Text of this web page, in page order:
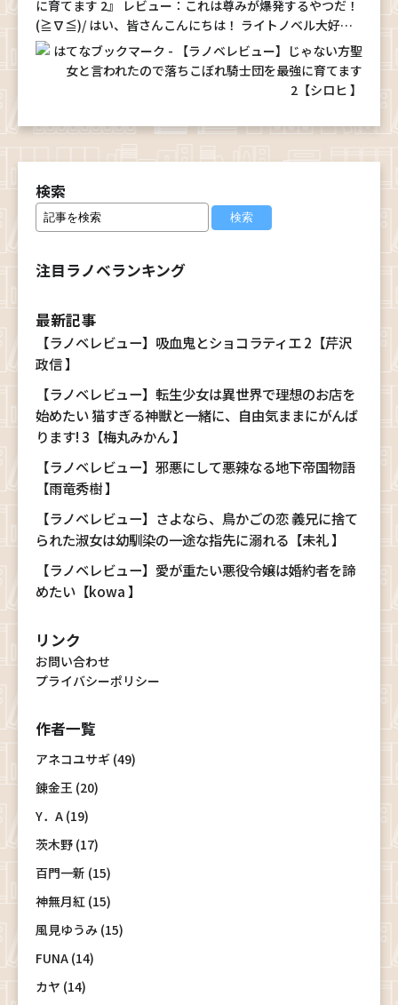
に育てます 2』 レビュー：これは尊みが爆発するやつだ！
(≧∇≦)/ はい、皆さんこんにちは！ ライトノベル大好き
30歳独身男性の俺です！ 今回は、待ちに待った『じゃな
い方聖女と言われたので落ちこぼれ…
検索
注目ラノベランキング
最新記事
【ラノベレビュー】吸血鬼とショコラティエ 2【芹沢
政信 】
【ラノベレビュー】転生少女は異世界で理想のお店を
始めたい 猫すぎる神獣と一緒に、自由気ままにがんば
ります! 3【梅丸みかん 】
【ラノベレビュー】邪悪にして悪辣なる地下帝国物語
【雨竜秀樹 】
【ラノベレビュー】さよなら、鳥かごの恋 義兄に捨て
られた淑女は幼馴染の一途な指先に溺れる【未礼 】
【ラノベレビュー】愛が重たい悪役令嬢は婚約者を諦
めたい【kowa 】
リンク
お問い合わせ
プライバシーポリシー
作者一覧
アネコユサギ (49)
錬金王 (20)
Y．A (19)
茨木野 (17)
百門一新 (15)
神無月紅 (15)
風見ゆうみ (15)
FUNA (14)
カヤ (14)